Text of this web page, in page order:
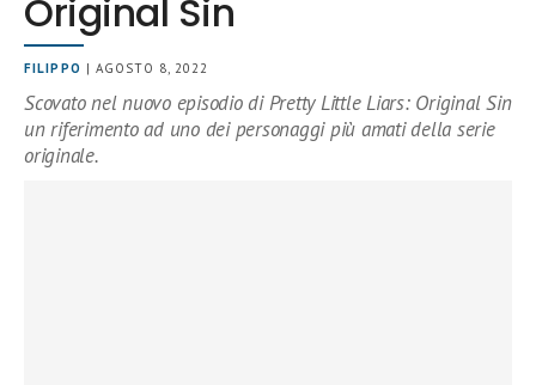
Original Sin
FILIPPO | AGOSTO 8, 2022
Scovato nel nuovo episodio di Pretty Little Liars: Original Sin
un riferimento ad uno dei personaggi più amati della serie
originale.